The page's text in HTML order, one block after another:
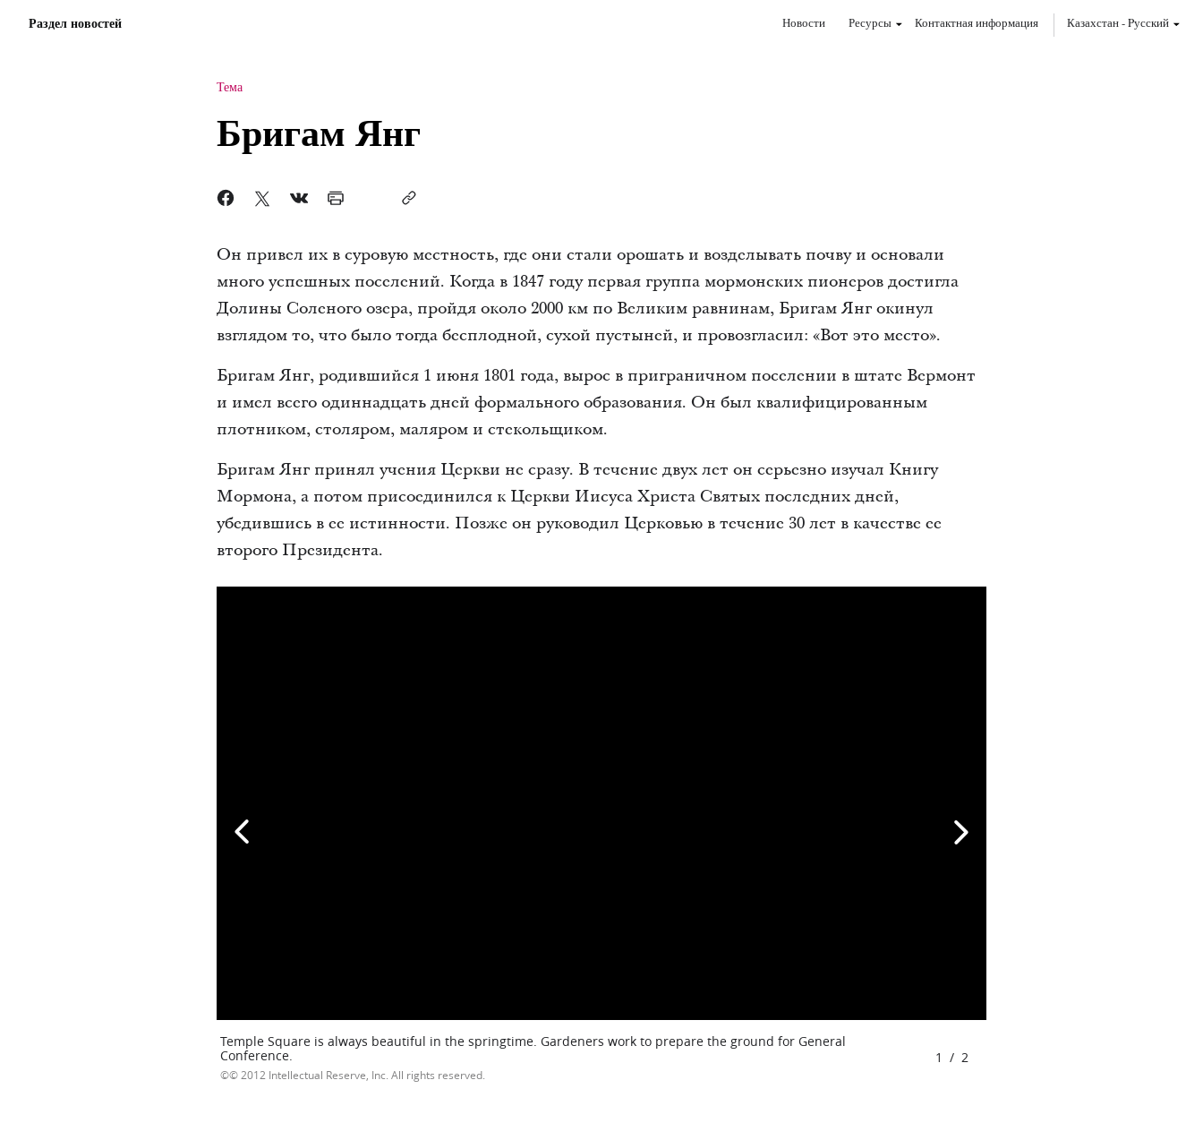
Раздел новостей Новости Ресурсы Контактная информация Казахстан-Pусский
Тема
Бригам Янг
Он привел их в суровую местность, где они стали орошать и возделывать почву и основали
много успешных поселений. Когда в 1847 году первая группа мормонских пионеров достигла
Долины Соленого озера, пройдя около 2000 км по Великим равнинам, Бригам Янг окинул
взглядом то, что было тогда бесплодной, сухой пустыней, и провозгласил: «Вот это место».
Бригам Янг, родившийся 1 июня 1801 года, вырос в приграничном поселении в штате Вермонт
и имел всего одиннадцать дней формального образования. Он был квалифицированным
плотником, столяром, маляром и стекольщиком.
Бригам Янг принял учения Церкви не сразу. В течение двух лет он серьезно изучал Книгу
Мормона, а потом присоединился к Церкви Иисуса Христа Святых последних дней,
убедившись в ее истинности. Позже он руководил Церковью в течение 30 лет в качестве ее
второго Президента.
Temple Square is always beautiful in the springtime. Gardeners work to prepare the ground for General
Conference.
© 2012 Intellectual Reserve, Inc. All rights reserved.
1 / 2